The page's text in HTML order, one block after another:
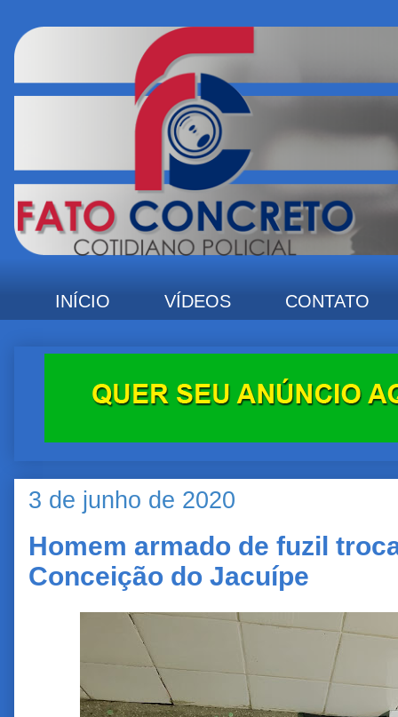
INÍCIO VÍDEOS CONTATO
3 de junho de 2020
Homem armado de fuzil
Conceição do Jacuípe